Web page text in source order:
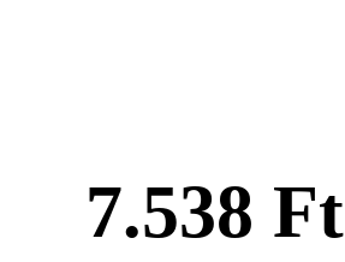
7.538 Ft